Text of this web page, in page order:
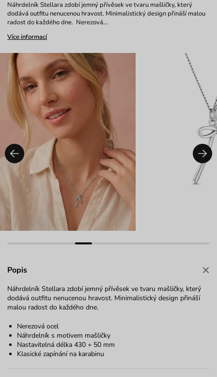
Náhrdelník Stellara zdobí jemný přívěsek ve tvaru mašličky, který
dodává outfitu nenucenou hravost. Minimalistický design přináší malou
radost do každého dne. Nerezová…
Více informací
Popis
Náhrdelník Stellara zdobí jemný přívěsek ve tvaru mašličky, který
dodává outfitu nenucenou hravost. Minimalistický design přináší
malou radost do každého dne.
Nerezová ocel
Náhrdelník s motivem mašličky
Nastavitelná délka 430 + 50 mm
Klasické zapínání na karabinu